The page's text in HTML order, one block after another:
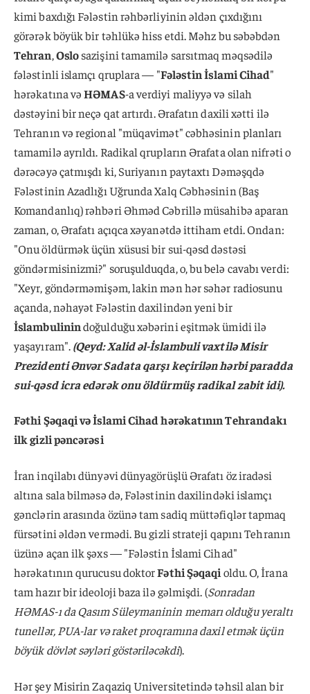
kimi baxdığı Fələstin rəhbərliyinin əldən çıxdığını
görərək böyük bir təhlükə hiss etdi. Məhz bu səbəbdən
Tehran,Oslosazişini tamamilə sarsıtmaq məqsədilə
fələstinli islamçı qruplara — "Fələstin İslami Cihad"
hərəkatına vəHƏMAS-a verdiyi maliyyə və silah
dəstəyini bir neçə qat artırdı. Ərafatın daxili xətti ilə
Tehranın və regional "müqavimət" cəbhəsinin planları
tamamilə ayrıldı. Radikal qrupların Ərafata olan nifrəti o
dərəcəyə çatmışdı ki, Suriyanın paytaxtı Dəməşqdə
Fələstinin Azadlığı Uğrunda Xalq Cəbhəsinin (Baş
Komandanlıq) rəhbəri Əhməd Cəbrillə müsahibə aparan
zaman, o, Ərafatı açıqca xəyanətdə ittiham etdi. Ondan:
"Onu öldürmək üçün xüsusi bir sui-qəsd dəstəsi
göndərmisinizmi?" soruşulduqda, o, bu belə cavabı verdi:
"Xeyr, göndərməmişəm, lakin mən hər səhər radiosunu
açanda, nəhayət Fələstin daxilindən yeni bir
İslambulinindoğulduğu xəbərini eşitmək ümidi ilə
yaşayıram".(Qeyd: Xalid əl-İslambuli vaxtilə Misir
Prezidenti Ənvər Sadata qarşı keçirilən hərbi paradda
sui-qəsd icra edərək onu öldürmüş radikal zabit idi).
Fəthi Şəqaqi və İslami Cihad hərəkatının Tehrandakı
ilk gizli pəncərəsi
İran inqilabı dünyəvi dünyagörüşlü Ərafatı öz iradəsi
altına sala bilməsə də, Fələstinin daxilindəki islamçı
gənclərin arasında özünə tam sadiq müttəfiqlər tapmaq
fürsətini əldən vermədi. Bu gizli strateji qapını Tehranın
üzünə açan ilk şəxs — "Fələstin İslami Cihad"
hərəkatının qurucusu doktorFəthi Şəqaqi oldu. O, İrana
tam hazır bir ideoloji baza ilə gəlmişdi. (Sonradan
HƏMAS-ı da Qasım Süleymaninin memarı olduğu yeraltı
tunellər, PUA-lar və raket proqramına daxil etmək üçün
böyük dövlət səyləri göstəriləcəkdi).
Hər şey Misirin Zaqaziq Universitetində təhsil alan bir